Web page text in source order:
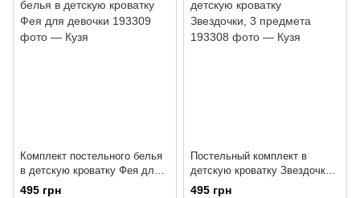
Комплект постельного белья
в детскую кроватку Фея для
девочки
495 грн
Постельный комплект в
детскую кроватку Звездочки,
3 предмета
495 грн